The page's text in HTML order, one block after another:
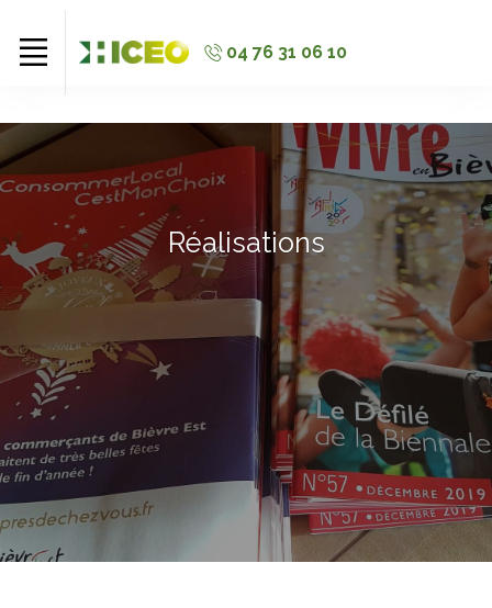
04 76 31 06 10
Réalisations